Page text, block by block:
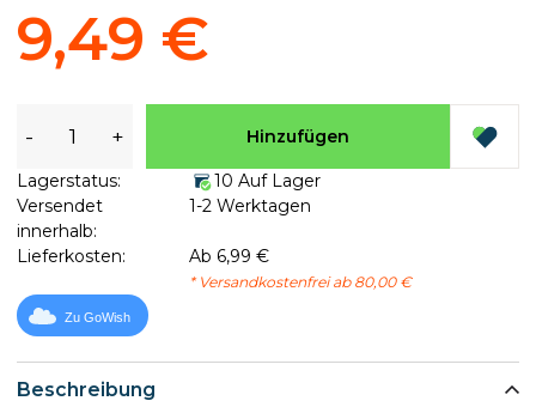
Beschreibung
9,49 €
- + Hinzufügen
Lagerstatus:
10 Auf Lager
Versendet
innerhalb:
1-2 Werktagen
Lieferkosten: Ab 6,99 €
* Versandkostenfrei ab 80,00 €
Zu GoWish